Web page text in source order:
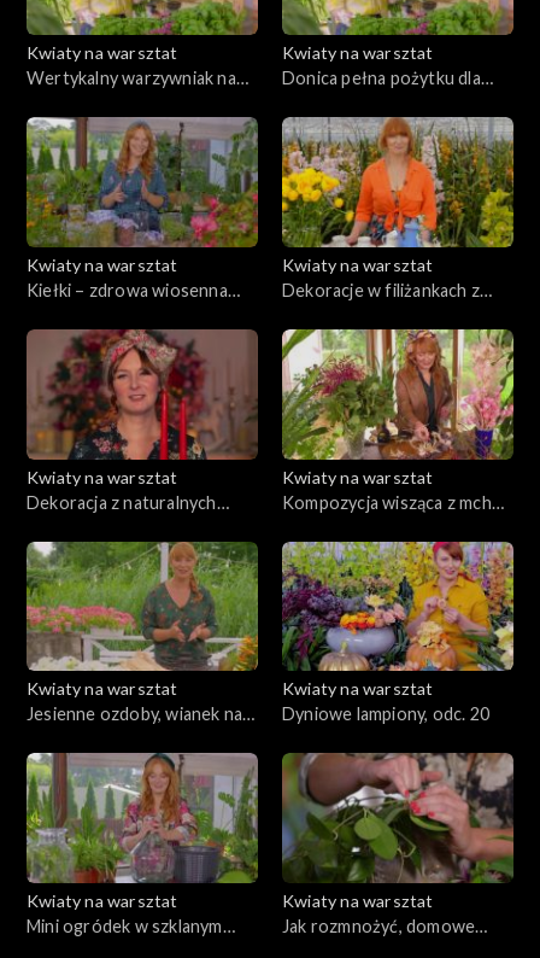
Kwiaty na warsztat
Wertykalny warzywniak na
Kwiaty na warsztat
Donica pełna pożytku dla
Kwiaty na warsztat
Kiełki – zdrowa wiosenna
Kwiaty na warsztat
Dekoracje w filiżankach z
odc. 25
Kwiaty na warsztat
Dekoracja z naturalnych
stół, odc. 24
Kwiaty na warsztat
Kompozycja wisząca z mchu i
Kwiaty na warsztat
Jesienne ozdoby, wianek na
Kwiaty na warsztat
Dyniowe lampiony, odc. 20
Kwiaty na warsztat
Mini ogródek w szklanym
Kwiaty na warsztat
Jak rozmnożyć, domowe